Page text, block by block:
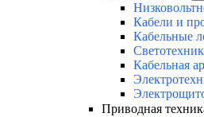
Кабели и
Кабельные
Кабельная
Приводная